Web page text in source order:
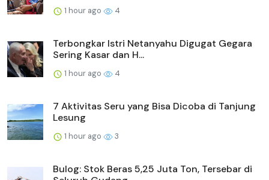
1 hour ago 4
Terbongkar Istri Netanyahu Digugat Gegara
Sering Kasar dan H...
1 hour ago 4
7 Aktivitas Seru yang Bisa Dicoba di Tanjung
Lesung
1 hour ago 3
Bulog: Stok Beras 5,25 Juta Ton, Tersebar di